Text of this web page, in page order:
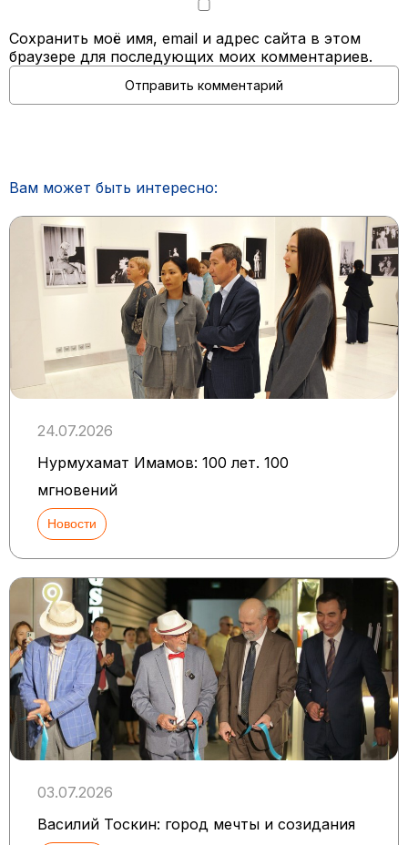
Сохранить моё имя, email и адрес сайта в этом
браузере для последующих моих комментариев.
Вам может быть интересно:
24.07.2026
Нурмухамат Имамов: 100 лет. 100
мгновений
Новости
03.07.2026
Василий Тоскин: город мечты и созидания